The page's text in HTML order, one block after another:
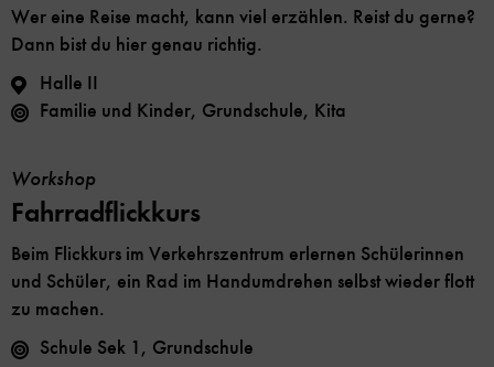
Wer eine Reise macht, kann viel erzählen. Reist du gerne?
Dann bist du hier genau richtig.
Halle II
Familie und Kinder, Grundschule, Kita
Workshop
Fahrradflickkurs
Beim Flickkurs im Verkehrszentrum erlernen Schülerinnen
und Schüler, ein Rad im Handumdrehen selbst wieder flott
zu machen.
Schule Sek 1, Grundschule